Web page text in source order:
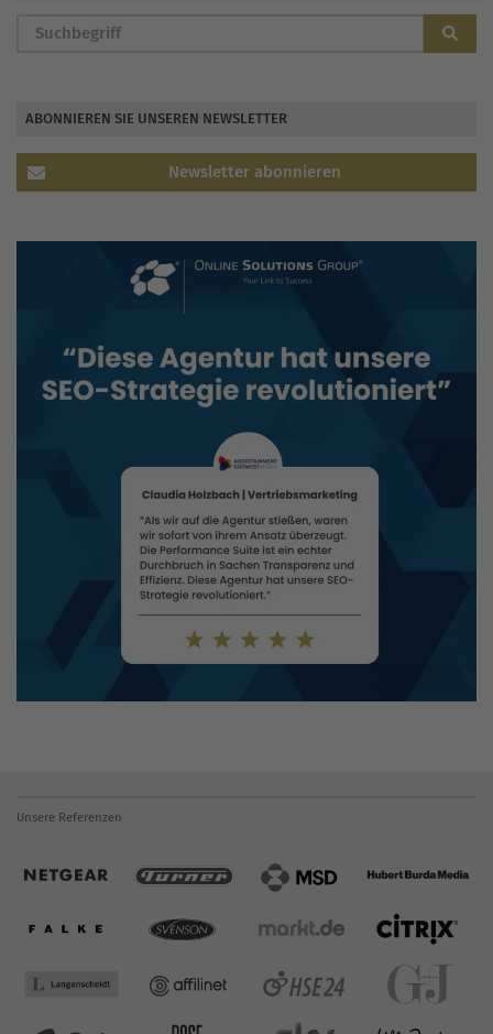
ABONNIEREN SIE UNSEREN NEWSLETTER
Newsletter abonnieren
Unsere Referenzen